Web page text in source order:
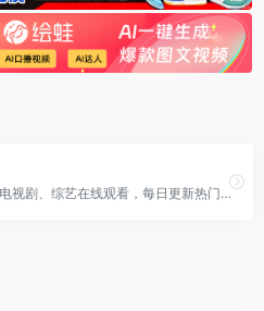
趣映坊-提供2025电影、电视剧、综艺在线观看，每日更新热门美剧/韩剧/日剧资源，蓝光画质无广告播放。涵盖动作片、喜剧片、悬疑剧等全品类影视导航，支持手机电脑多端流畅观看！